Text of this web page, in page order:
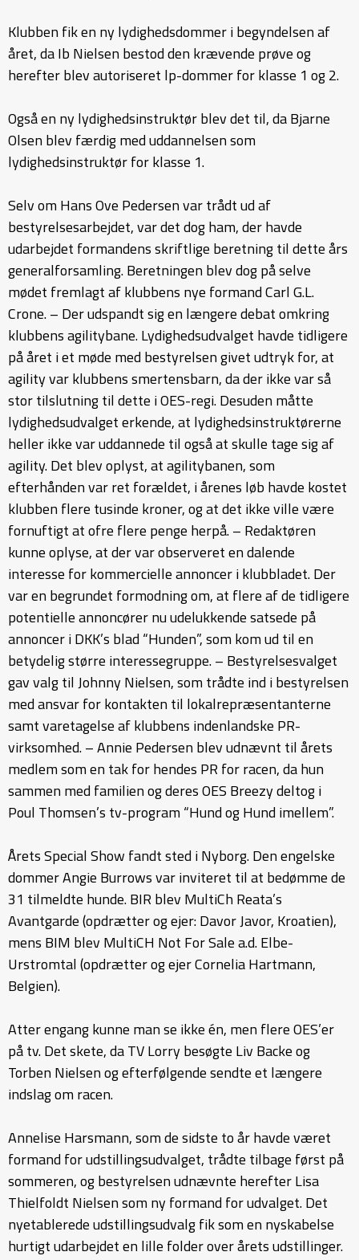
Klubben fik en ny lydighedsdommer i begyndelsen af
året, da Ib Nielsen bestod den krævende prøve og
herefter blev autoriseret lp-dommer for klasse 1 og 2.
Også en ny lydighedsinstruktør blev det til, da Bjarne
Olsen blev færdig med uddannelsen som
lydighedsinstruktør for klasse 1.
Selv om Hans Ove Pedersen var trådt ud af
bestyrelsesarbejdet, var det dog ham, der havde
udarbejdet formandens skriftlige beretning til dette års
generalforsamling. Beretningen blev dog på selve
mødet fremlagt af klubbens nye formand Carl G.L.
Crone. – Der udspandt sig en længere debat omkring
klubbens agilitybane. Lydighedsudvalget havde tidligere
på året i et møde med bestyrelsen givet udtryk for, at
agility var klubbens smertensbarn, da der ikke var så
stor tilslutning til dette i OES-regi. Desuden måtte
lydighedsudvalget erkende, at lydighedsinstruktørerne
heller ikke var uddannede til også at skulle tage sig af
agility. Det blev oplyst, at agilitybanen, som
efterhånden var ret forældet, i årenes løb havde kostet
klubben flere tusinde kroner, og at det ikke ville være
fornuftigt at ofre flere penge herpå. – Redaktøren
kunne oplyse, at der var observeret en dalende
interesse for kommercielle annoncer i klubbladet. Der
var en begrundet formodning om, at flere af de tidligere
potentielle annoncører nu udelukkende satsede på
annoncer i DKK’s blad “Hunden”, som kom ud til en
betydelig større interessegruppe. – Bestyrelsesvalget
gav valg til Johnny Nielsen, som trådte ind i bestyrelsen
med ansvar for kontakten til lokalrepræsentanterne
samt varetagelse af klubbens indenlandske PR-
virksomhed. – Annie Pedersen blev udnævnt til årets
medlem som en tak for hendes PR for racen, da hun
sammen med familien og deres OES Breezy deltog i
Poul Thomsen’s tv-program “Hund og Hund imellem”.
Årets Special Show fandt sted i Nyborg. Den engelske
dommer Angie Burrows var inviteret til at bedømme de
31 tilmeldte hunde. BIR blev MultiCh Reata’s
Avantgarde (opdrætter og ejer: Davor Javor, Kroatien),
mens BIM blev MultiCH Not For Sale a.d. Elbe-
Urstromtal (opdrætter og ejer Cornelia Hartmann,
Belgien).
Atter engang kunne man se ikke én, men flere OES’er
på tv. Det skete, da TV Lorry besøgte Liv Backe og
Torben Nielsen og efterfølgende sendte et længere
indslag om racen.
Annelise Harsmann, som de sidste to år havde været
formand for udstillingsudvalget, trådte tilbage først på
sommeren, og bestyrelsen udnævnte herefter Lisa
Thielfoldt Nielsen som ny formand for udvalget. Det
nyetablerede udstillingsudvalg fik som en nyskabelse
hurtigt udarbejdet en lille folder over årets udstillinger.